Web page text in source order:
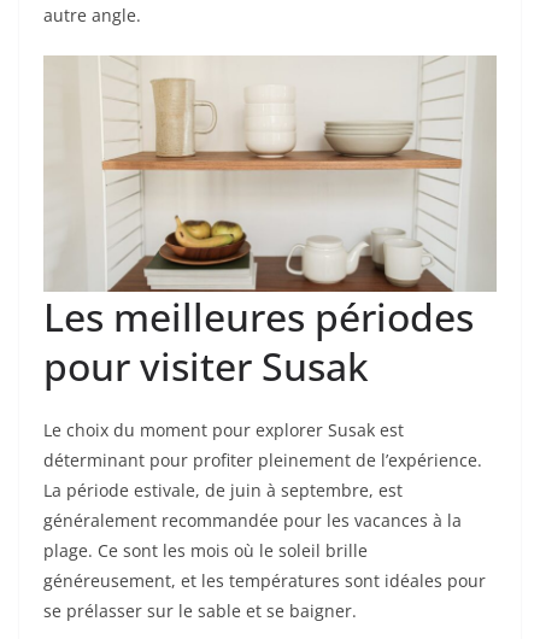
autre angle.
Les meilleures périodes
pour visiter Susak
Le choix du moment pour explorer Susak est
déterminant pour profiter pleinement de l’expérience.
La période estivale, de juin à septembre, est
généralement recommandée pour les vacances à la
plage. Ce sont les mois où le soleil brille
généreusement, et les températures sont idéales pour
se prélasser sur le sable et se baigner.